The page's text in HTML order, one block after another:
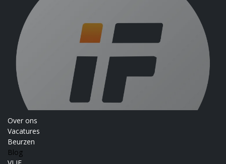
Over ons
Vacatures
Beurzen
Blog